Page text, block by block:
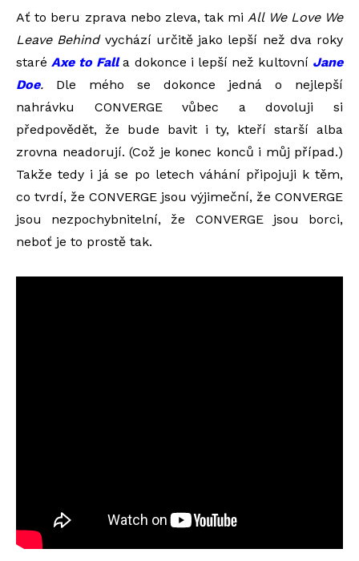
Ať to beru zprava nebo zleva, tak mi All We Love We
Leave Behindvychází určitě jako lepší než dva roky
staré Axe to Falla dokonce i lepší než kultovní Jane
Doe. Dle mého se dokonce jedná o nejlepší
nahrávku CONVERGE vůbec a dovoluji si
předpovědět, že bude bavit i ty, kteří starší alba
zrovna neadorují. (Což je konec konců i můj případ.)
Takže tedy i já se po letech váhání připojuji k těm,
co tvrdí, že CONVERGE jsou výjimeční, že CONVERGE
jsou nezpochybnitelní, že CONVERGE jsou borci,
neboť je to prostě tak.